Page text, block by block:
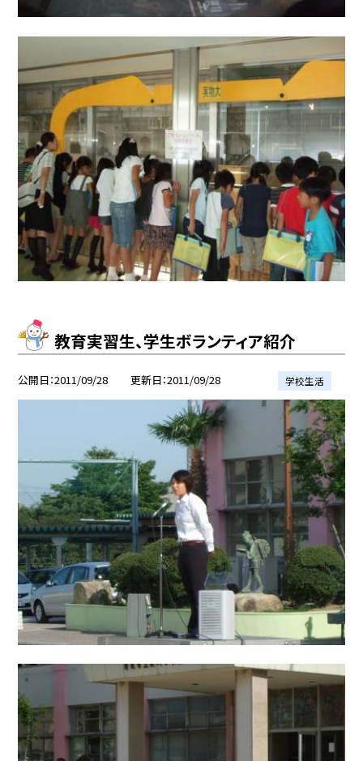
教育実習生、学生ボランティア紹介
公開日 2011/09/28 更新日 2011/09/28 学校生活